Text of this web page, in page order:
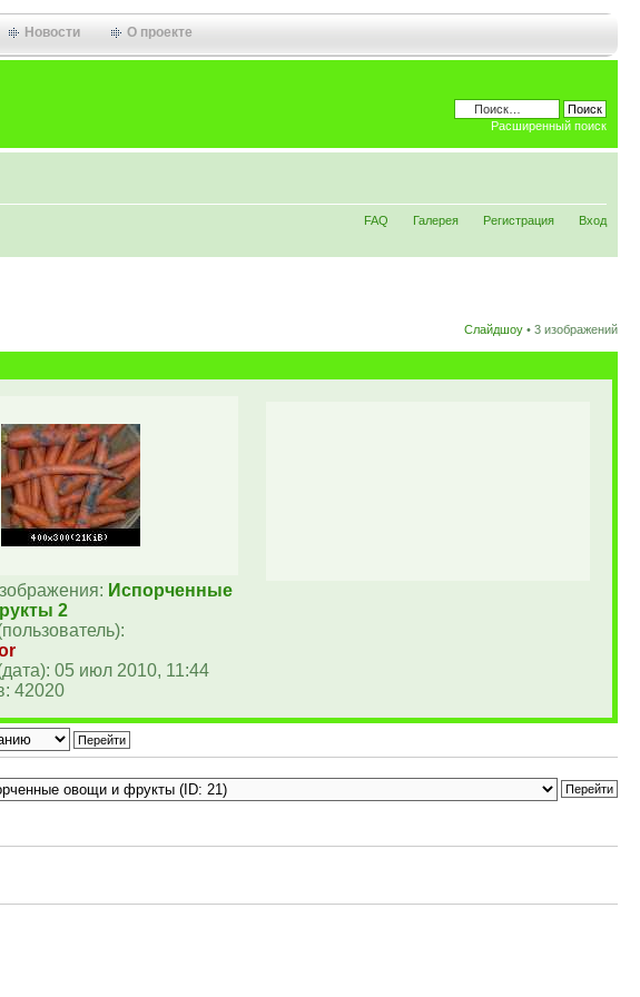
Новости О проекте
Расширенный поиск
FAQ Галерея Регистрация Вход
3 изображений
Слайдшоу •
Испорченные
2
05 июл 2010, 11:44
42020